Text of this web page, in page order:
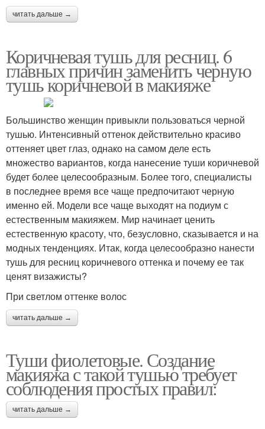
читать дальше →
Коричневая тушь для ресниц. 6
главных причин заменить черную
тушь коричневой в макияже
Большинство женщин привыкли пользоваться черной
тушью. Интенсивный оттенок действительно красиво
оттеняет цвет глаз, однако на самом деле есть
множество вариантов, когда нанесение туши коричневой
будет более целесообразным. Более того, специалисты
в последнее время все чаще предпочитают черную
именно ей. Модели все чаще выходят на подиум с
естественным макияжем. Мир начинает ценить
естественную красоту, что, безусловно, сказывается и на
модных тенденциях. Итак, когда целесообразно нанести
тушь для ресниц коричневого оттенка и почему ее так
ценят визажисты?
При светлом оттенке волос
читать дальше →
Туши фиолетовые. Создание
макияжа с такой тушью требует
соблюдения простых правил:
читать дальше →